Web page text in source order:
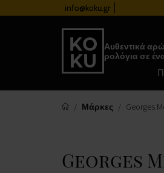
info@koku.gr
Αυθεντικά
ρολόγια σε
Μάρκες Georges
Georges